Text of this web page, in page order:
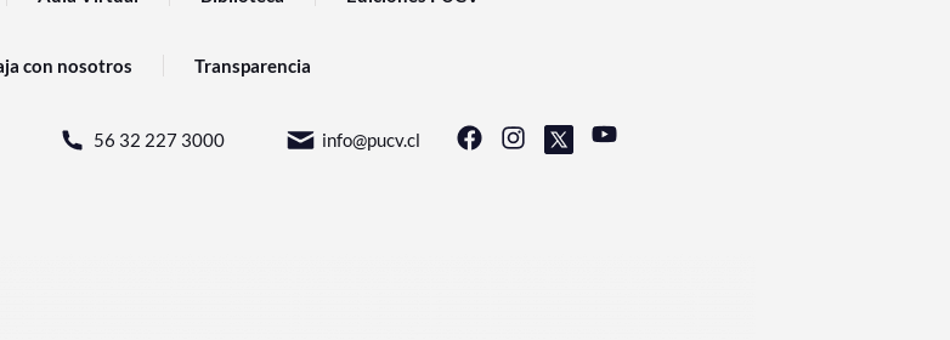
con nosotros Transparencia
56 32 227 3000 info@pucv.cl